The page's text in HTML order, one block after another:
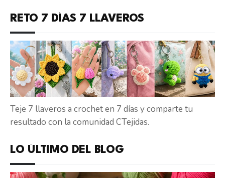
RETO 7 DÍAS 7 LLAVEROS
Teje 7 llaveros a crochet en 7 días y comparte tu
resultado con la comunidad CTejidas.
LO ÚLTIMO DEL BLOG